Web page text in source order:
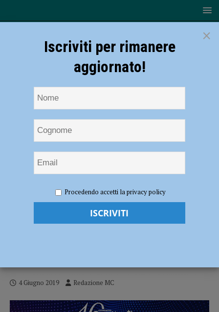
Fuoco salvano gattino finito in un pozzo profondo a Campasso di
Gossolengo
Vigili del Fuoco salvano gattino finito in
4 Giugno 2019 Redazione MC
×
Iscriviti per rimanere
aggiornato!
Procedendo accetti la privacy policy